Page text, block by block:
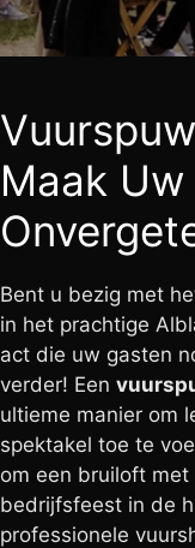
Maak
Bent u bezig met
in het prachtige
act die uw gasten
verder! Een
ultieme manier om
spektakel toe te
om een bruiloft
bedrijfsfeest in de
professionele